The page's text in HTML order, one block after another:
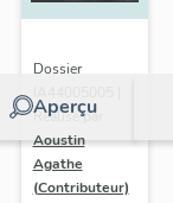
Aperçu
Dossier
Réalisé par
Aoustin
Agathe
(Contributeur)